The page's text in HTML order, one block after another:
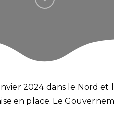
2024 dans le Nord et
en place. Le